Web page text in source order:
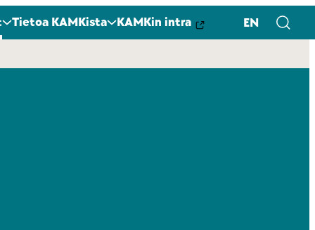
Tietoa KAMKista KAMKin intra EN